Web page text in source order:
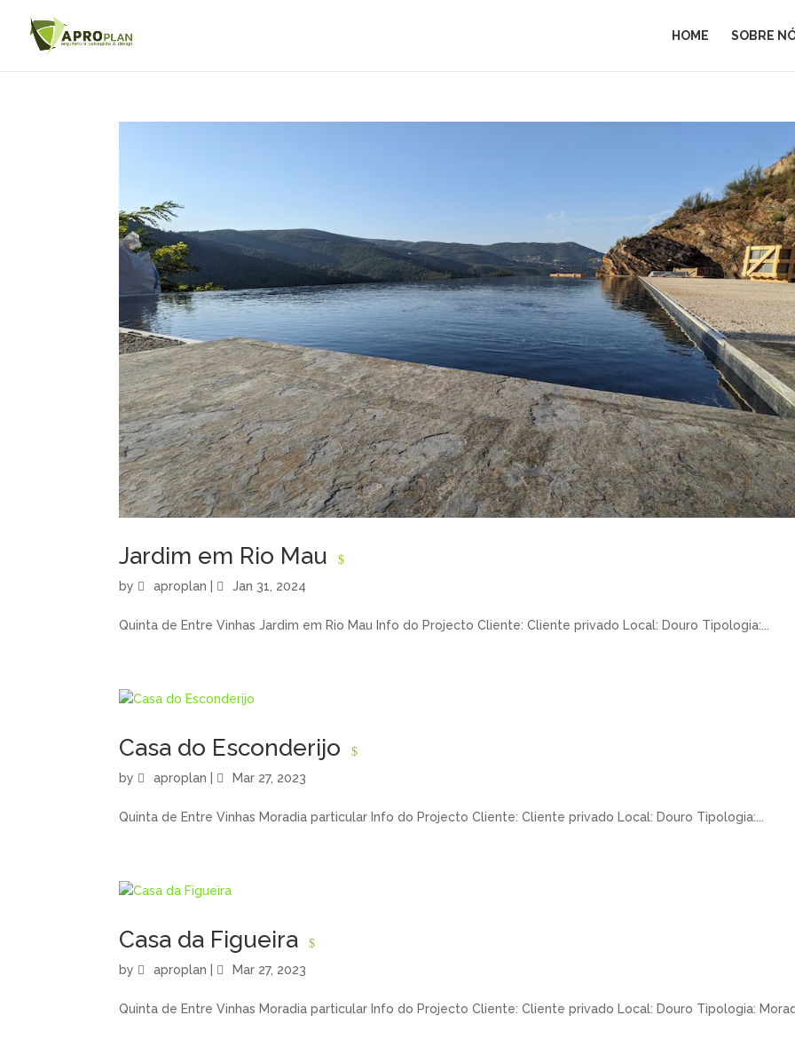
HOME SOBRE
Jardim em Rio Mau
by aproplan Jan 31, 2024
Quinta de Entre Vinhas Jardim em Rio Mau Info do Projecto Cliente: Cliente privado Local: Douro Tipologia:...
Casa do Esconderijo
by aproplan Mar 27, 2023
Quinta de Entre Vinhas Moradia particular Info do Projecto Cliente: Cliente privado Local: Douro Tipologia:...
Casa da Figueira
by aproplan Mar 27, 2023
Quinta de Entre Vinhas Moradia particular Info do Projecto Cliente: Cliente privado Local: Douro Tipologia: